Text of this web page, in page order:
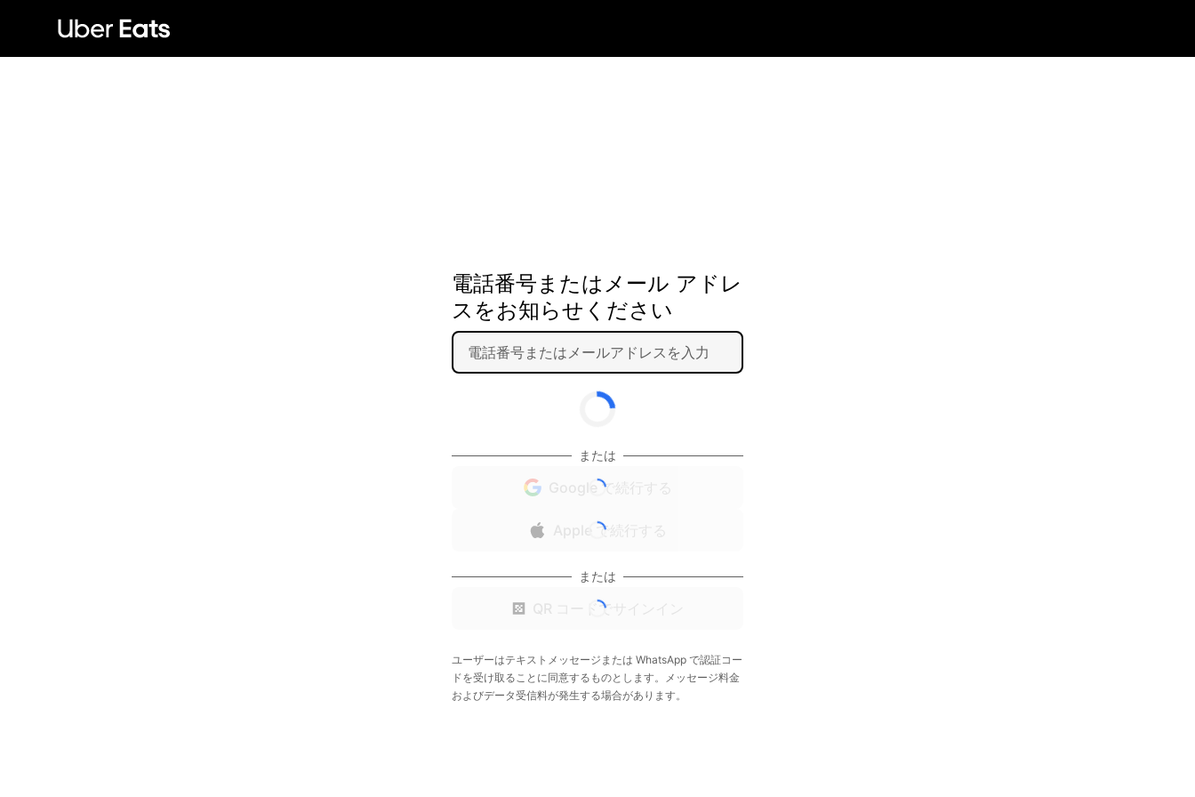
電話番号またはメール アドレ
スをお知らせください
または
Google で続行する
Apple で続行する
または
QR コードでサインイン
ユーザーはテキストメッセージまたは WhatsApp で認証コー
ドを受け取ることに同意するものとします。メッセージ料金
およびデータ受信料が発生する場合があります。